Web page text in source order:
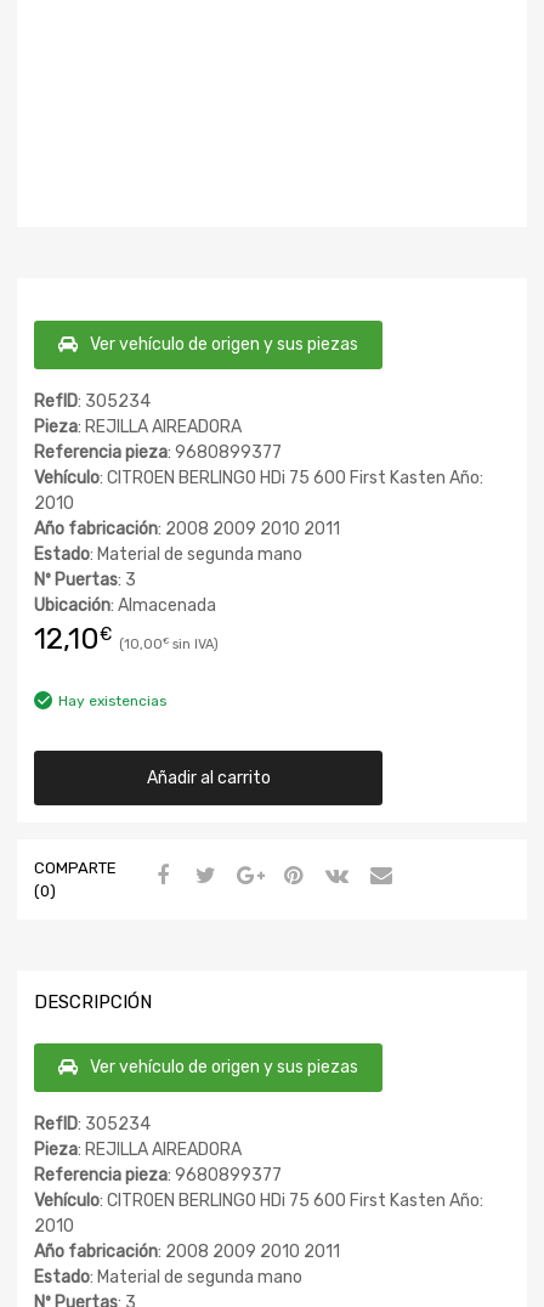
Ver vehículo de origen y sus piezas
RefID: 305234
Pieza: REJILLA AIREADORA
Referencia pieza: 9680899377
Vehículo: CITROEN BERLINGO HDi 75 600 First Kasten Año:
2010
Año fabricación: 2008 2009 2010 2011
Estado: Material de segunda mano
Nº Puertas: 3
Ubicación: Almacenada
12,10€ 10,00€
Hay existencias
Añadir al carrito
COMPARTE
(0)
DESCRIPCIÓN
Ver vehículo de origen y sus piezas
RefID: 305234
Pieza: REJILLA AIREADORA
Referencia pieza: 9680899377
Vehículo: CITROEN BERLINGO HDi 75 600 First Kasten Año:
2010
Año fabricación: 2008 2009 2010 2011
Estado: Material de segunda mano